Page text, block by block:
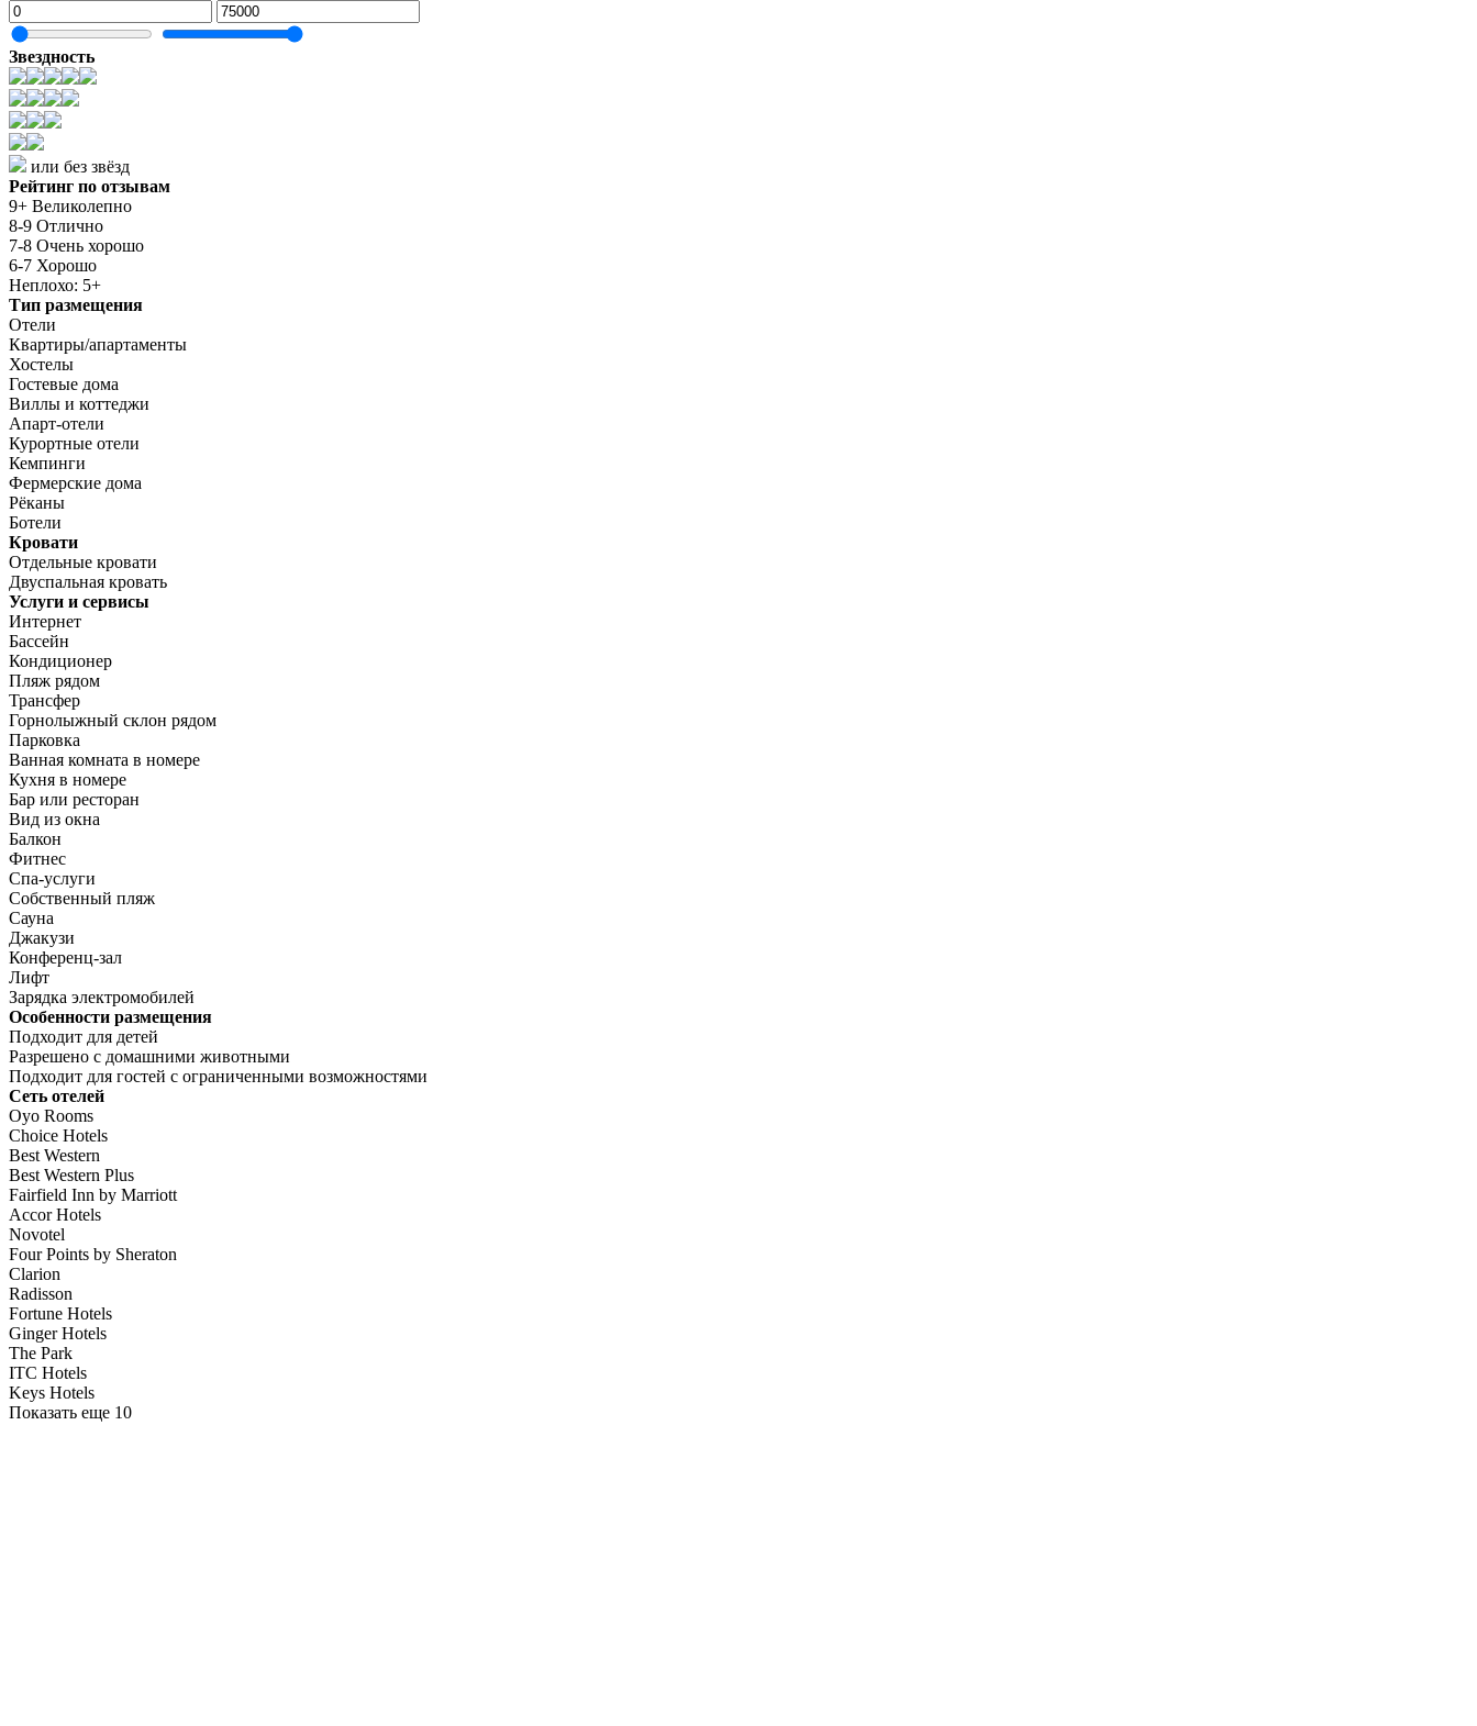
Звездность
или без звёзд
Рейтинг по отзывам
9+ Великолепно
8-9 Отлично
7-8 Очень хорошо
6-7 Хорошо
Неплохо: 5+
Тип размещения
Отели
Квартиры/апартаменты
Хостелы
Гостевые дома
Виллы и коттеджи
Апарт-отели
Курортные отели
Кемпинги
Фермерские дома
Рёканы
Ботели
Кровати
Отдельные кровати
Двуспальная кровать
Услуги и сервисы
Интернет
Бассейн
Кондиционер
Пляж рядом
Трансфер
Горнолыжный склон рядом
Парковка
Ванная комната в номере
Кухня в номере
Бар или ресторан
Вид из окна
Балкон
Фитнес
Спа-услуги
Собственный пляж
Сауна
Джакузи
Конференц-зал
Лифт
Зарядка электромобилей
Особенности размещения
Подходит для детей
Разрешено с домашними животными
Подходит для гостей с ограниченными возможностями
Сеть отелей
Oyo Rooms
Choice Hotels
Best Western
Best Western Plus
Fairfield Inn by Marriott
Accor Hotels
Novotel
Four Points by Sheraton
Clarion
Radisson
Fortune Hotels
Ginger Hotels
The Park
ITC Hotels
Keys Hotels
Показать еще 10